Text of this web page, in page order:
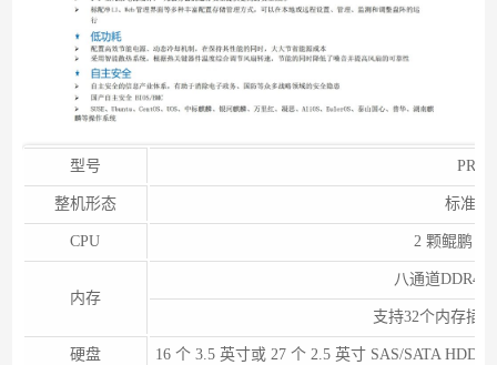
型号
整机形态 标准
CPU 2 颗鲲鹏
内存
八通道DDR4
支持32个内存插
硬盘 16 个 3.5 英寸或 27 个 2.5 英寸 SAS/SATA HDD